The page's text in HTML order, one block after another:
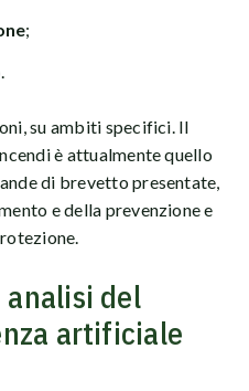
;
.
su ambiti specifici. Il
è attualmente quello
di brevetto presentate,
e della prevenzione e
del
artificiale